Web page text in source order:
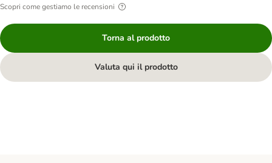
Scopri come gestiamo le recensioni
Torna al prodotto
Valuta qui il prodotto